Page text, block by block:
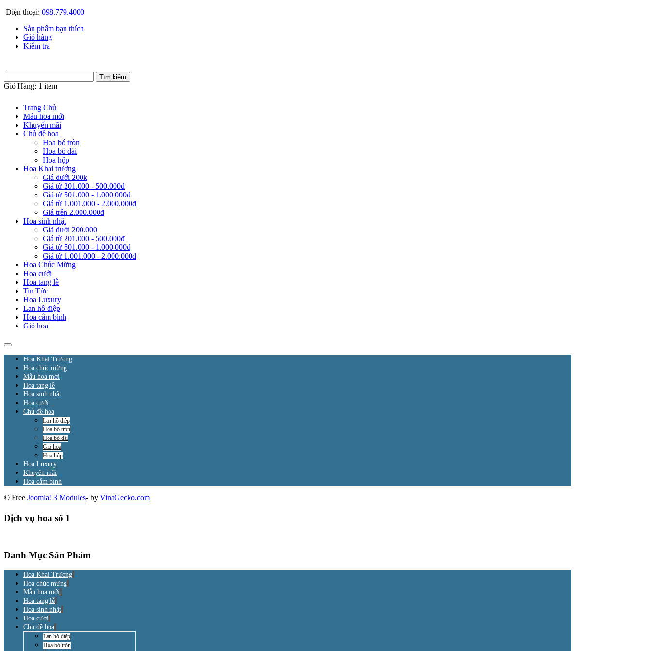
Điện thoại: 098.779.4000
Sản phẩm bạn thích
Giỏ hàng
Kiểm tra
Giỏ Hàng: 1 item
Trang Chủ
Mẫu hoa mới
Khuyến mãi
Chủ đề hoa
Hoa bó tròn
Hoa bó dài
Hoa hộp
Hoa Khai trương
Giá dưới 200k
Giá từ 201.000 - 500.000đ
Giá từ 501.000 - 1.000.000đ
Giá từ 1.001.000 - 2.000.000đ
Giá trên 2.000.000đ
Hoa sinh nhật
Giá dưới 200.000
Giá từ 201.000 - 500.000đ
Giá từ 501.000 - 1.000.000đ
Giá từ 1.001.000 - 2.000.000đ
Hoa Chúc Mừng
Hoa cưới
Hoa tang lễ
Tin Tức
Hoa Luxury
Lan hồ điệp
Hoa cắm bình
Giỏ hoa
Hoa Khai Trương
Hoa chúc mừng
Mẫu hoa mới
Hoa tang lễ
Hoa sinh nhật
Hoa cưới
Chủ đề hoa
Lan hồ điệp
Hoa bó tròn
Hoa bó dài
Giỏ hoa
Hoa hộp
Hoa Luxury
Khuyến mãi
Hoa cắm bình
© Free Joomla! 3 Modules- by VinaGecko.com
Dịch vụ hoa số 1
Danh Mục Sản Phẩm
Hoa Khai Trương
Hoa chúc mừng
Mẫu hoa mới
Hoa tang lễ
Hoa sinh nhật
Hoa cưới
Chủ đề hoa
Lan hồ điệp
Hoa bó tròn